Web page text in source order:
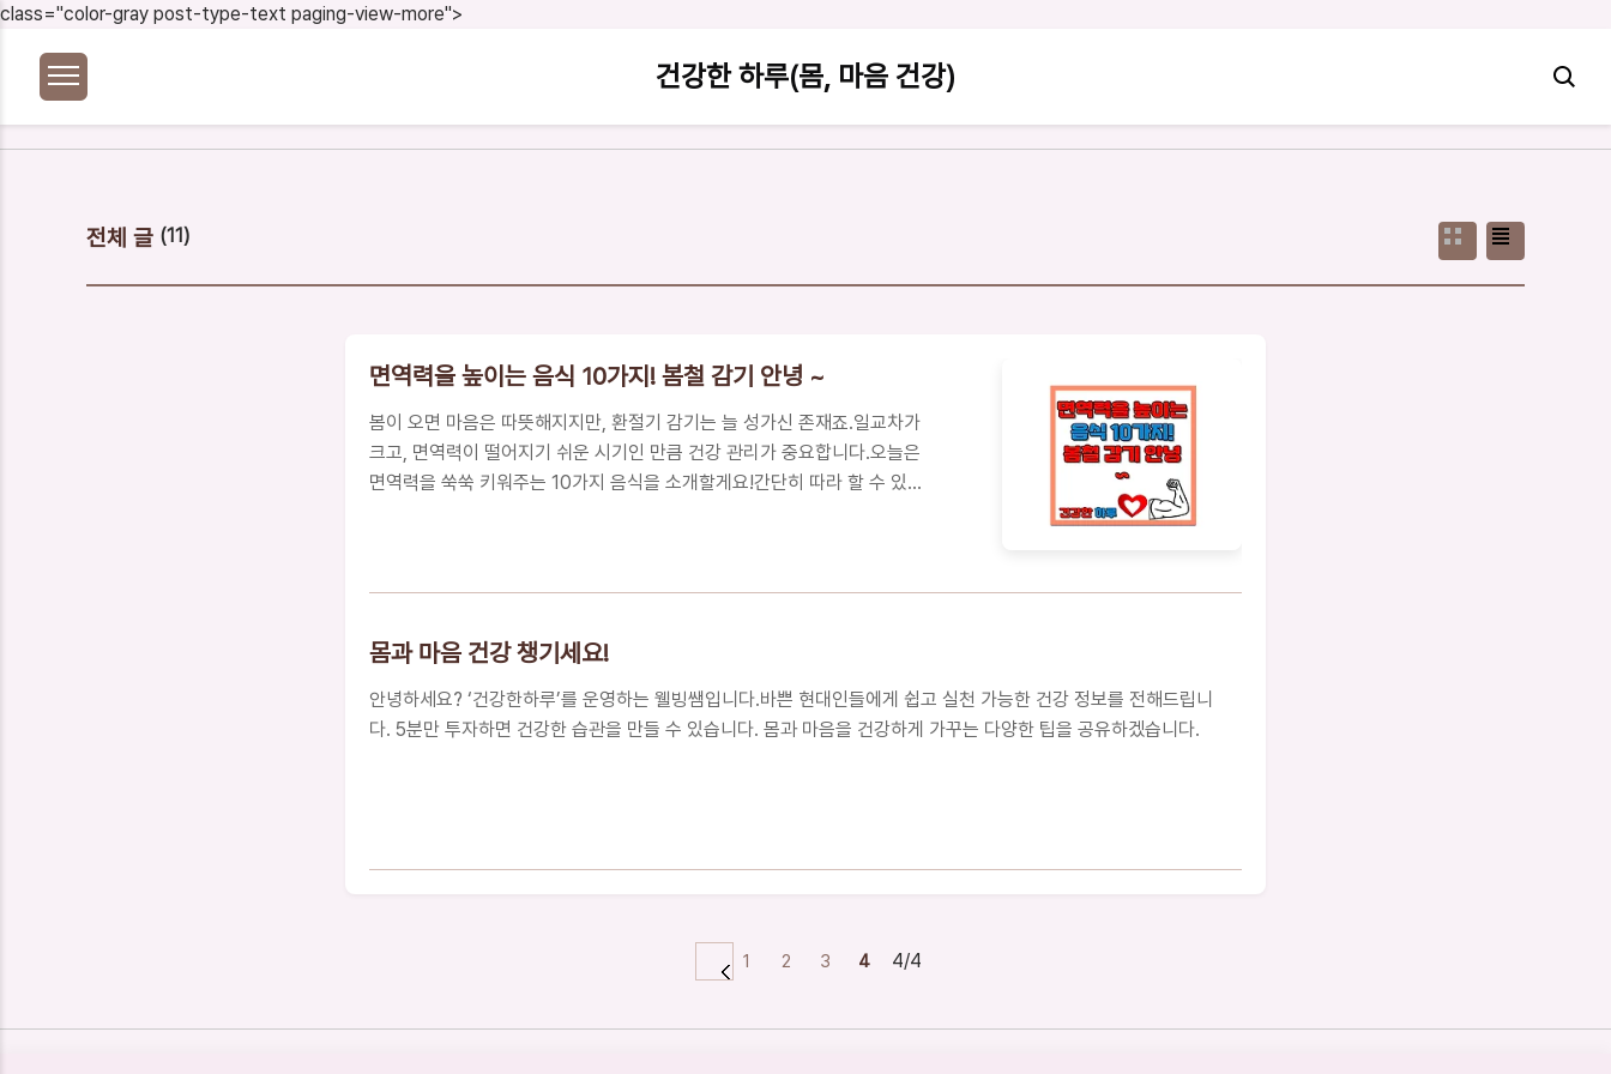
class="color-gray post-type-text paging-view-more">
본문 바로가기
건강한 하루(몸, 마음 건강)
전체 글 (11)
면역력을 높이는 음식 10가지! 봄철 감기 안녕 ~
봄이 오면 마음은 따뜻해지지만, 환절기 감기는 늘 성가신 존재죠.일교차가
크고, 면역력이 떨어지기 쉬운 시기인 만큼 건강 관리가 중요합니다.오늘은
면역력을 쑥쑥 키워주는 10가지 음식을 소개할게요!간단히 따라 할 수 있는
할까요?면역력은 우리 몸의 방어 시스템입니다.특히 봄철에는 일교차가 크
고 미세먼지도 심해져서 면역력이 떨어지기 쉬운데요.이럴..
몸과 마음 건강 챙기세요!
안녕하세요? ‘건강한하루’를 운영하는 웰빙쌤입니다.바쁜 현대인들에게 쉽고 실천 가능한 건강 정보를 전해드립니
다. 5분만 투자하면 건강한 습관을 만들 수 있습니다. 몸과 마음을 건강하게 가꾸는 다양한 팁을 공유하겠습니다.
1 2 3 4 4/4